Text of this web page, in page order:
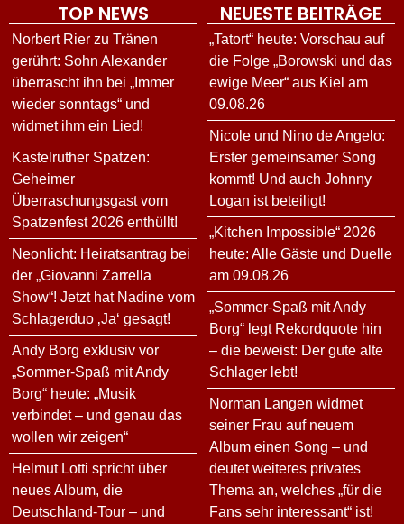
TOP NEWS
Norbert Rier zu Tränen
gerührt: Sohn Alexander
überrascht ihn bei „Immer
wieder sonntags“ und
widmet ihm ein Lied!
Kastelruther Spatzen:
Geheimer
Überraschungsgast vom
Spatzenfest 2026 enthüllt!
Neonlicht: Heiratsantrag bei
der „Giovanni Zarrella
Show“! Jetzt hat Nadine vom
Schlagerduo ‚Ja‘ gesagt!
Andy Borg exklusiv vor
„Sommer-Spaß mit Andy
Borg“ heute: „Musik
verbindet – und genau das
wollen wir zeigen“
Helmut Lotti spricht über
neues Album, die
Deutschland-Tour – und
NEUESTE BEITRÄGE
„Tatort“ heute: Vorschau auf
die Folge „Borowski und das
ewige Meer“ aus Kiel am
09.08.26
Nicole und Nino de Angelo:
Erster gemeinsamer Song
kommt! Und auch Johnny
Logan ist beteiligt!
„Kitchen Impossible“ 2026
heute: Alle Gäste und Duelle
am 09.08.26
„Sommer-Spaß mit Andy
Borg“ legt Rekordquote hin
– die beweist: Der gute alte
Schlager lebt!
Norman Langen widmet
seiner Frau auf neuem
Album einen Song – und
deutet weiteres privates
Thema an, welches „für die
Fans sehr interessant“ ist!